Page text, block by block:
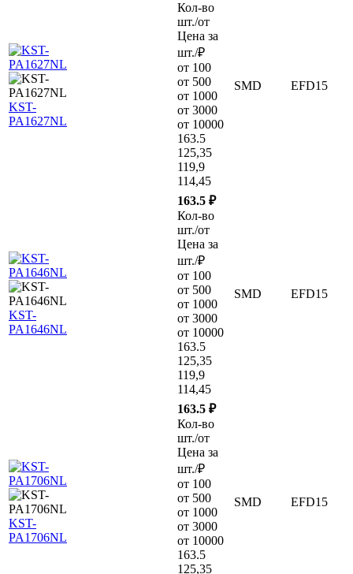
KST-
PA1627NL
Кол-во
шт./от
Цена за
шт./₽
от 100
от 500
от 1000
от 3000
от 10000
163.5
125,35
119,9
114,45
SMD EFD15
KST-
PA1646NL
163.5 ₽
Кол-во
шт./от
Цена за
шт./₽
от 100
от 500
от 1000
от 3000
от 10000
163.5
125,35
119,9
114,45
SMD EFD15
KST-
PA1706NL
163.5 ₽
Кол-во
шт./от
Цена за
шт./₽
от 100
от 500
от 1000
от 3000
от 10000
163.5
125,35
SMD EFD15